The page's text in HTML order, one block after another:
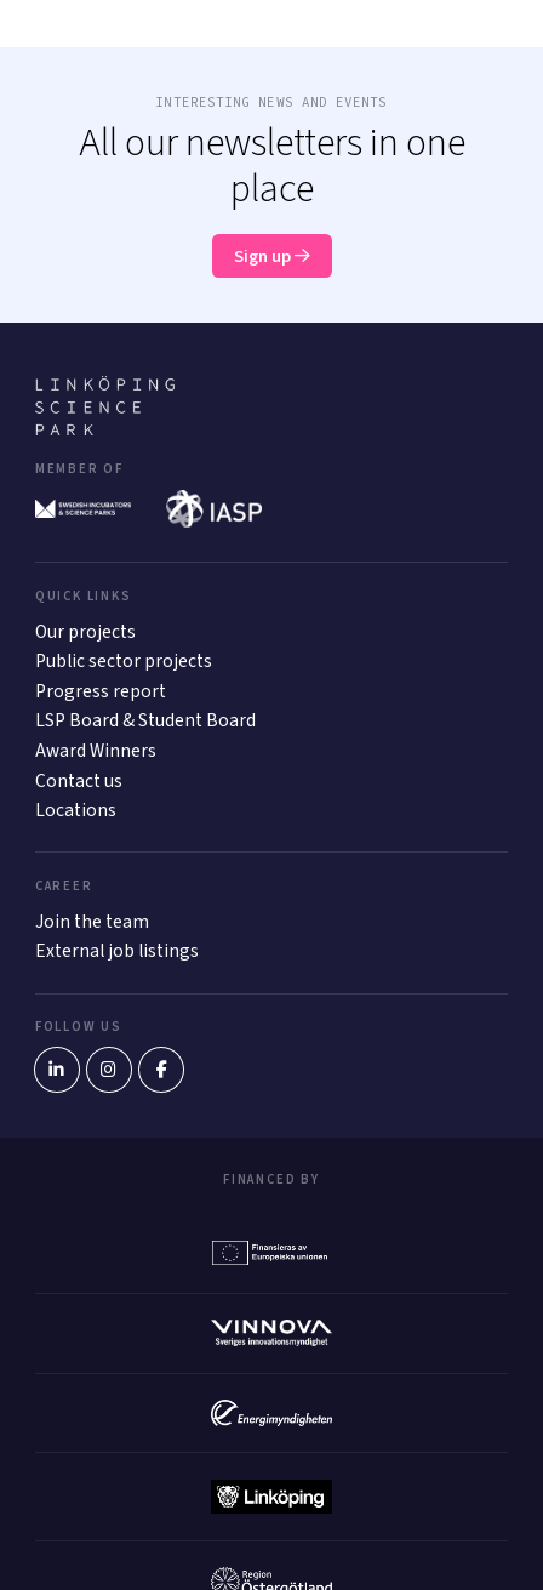
INTERESTING NEWS AND EVENTS
All our newsletters in one
place
Sign up
MEMBER OF
QUICK LINKS
Our projects
Public sector projects
Progress report
LSP Board & Student Board
Award Winners
Contact us
Locations
CAREER
Join the team
External job listings
FOLLOW US
FINANCED BY